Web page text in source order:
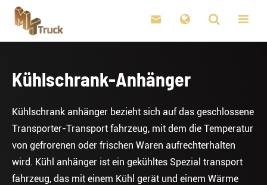

Kühlschrank-Anhänger
Kühlschrank anhänger bezieht sich auf das geschlossene
Transporter-Transport fahrzeug, mit dem die Temperatur
von gefrorenen oder frischen Waren aufrechterhalten
wird. Kühl anhänger ist ein gekühltes Spezial transport
fahrzeug, das mit einem Kühl gerät und einem Wärme